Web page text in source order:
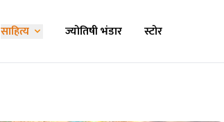
साहित्य ज्योतिषी भंडार स्टोर